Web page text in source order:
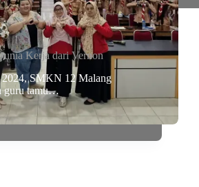
Kerja dari Vernon
2024, SMKN 12 Malang
guru tamu…